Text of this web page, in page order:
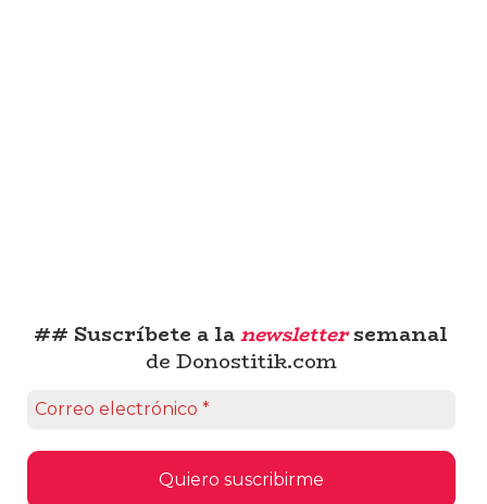
## Suscríbete a lanewslettersemanal
de Donostitik.com